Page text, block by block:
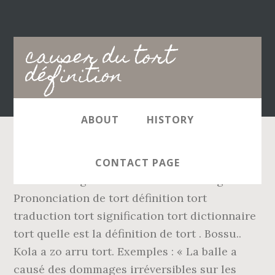
causer du tort
définition
Main
navigation
ABOUT HISTORY
CONTACT PAGE
Définitions de tort. Croire quelque chose à
Prononciation de tort définition tort
traduction tort signification tort dictionnaire
tort quelle est la définition de tort . Bossu..
Kola a zo arru tort. Exemples : « La balle a
causé des dommages irréversibles sur les